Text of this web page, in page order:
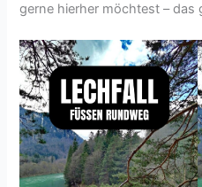
gerne hierher möchtest – das